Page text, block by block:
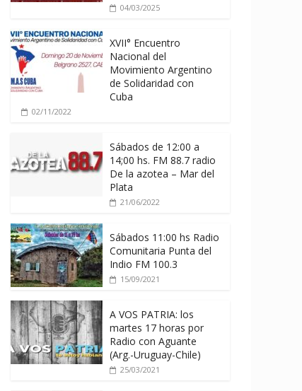
04/03/2025
XVII° Encuentro
Nacional del
Movimiento Argentino
de Solidaridad con
Cuba
02/11/2022
Sábados de 12:00 a
14;00 hs. FM 88.7 radio
De la azotea – Mar del
Plata
21/06/2022
Sábados 11:00 hs Radio
Comunitaria Punta del
Indio FM 100.3
15/09/2021
A VOS PATRIA: los
martes 17 horas por
Radio con Aguante
(Arg.-Uruguay-Chile)
25/03/2021